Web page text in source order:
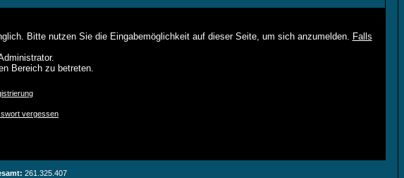
Bitte nutzen Sie die Eingabemöglichkeit auf dieser Seite, um sich anzumelden. Falls
Bereich zu betreten.
vergessen
261.325.407